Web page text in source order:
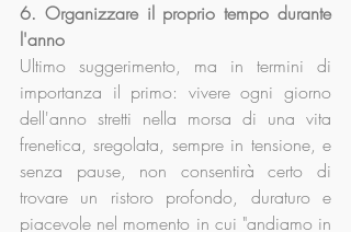
6. Organizzare il proprio tempo durante
l'anno
Ultimo suggerimento, ma in termini di
importanza il primo: vivere ogni giorno
dell'anno stretti nella morsa di una vita
frenetica, sregolata, sempre in tensione, e
senza pause, non consentirà certo di
trovare un ristoro profondo, duraturo e
piacevole nel momento in cui "andiamo in